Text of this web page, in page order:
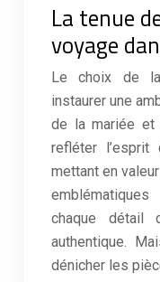
La tenue
voyage
Le choix de
instaurer une
de la mariée et
refléter l’esprit
mettant en
chaque détail
authentique.
dénicher les